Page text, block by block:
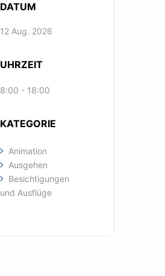
DATUM
12 Aug. 2026
UHRZEIT
8:00 - 18:00
KATEGORIE
Animation
Ausgehen
Besichtigungen
und Ausflüge